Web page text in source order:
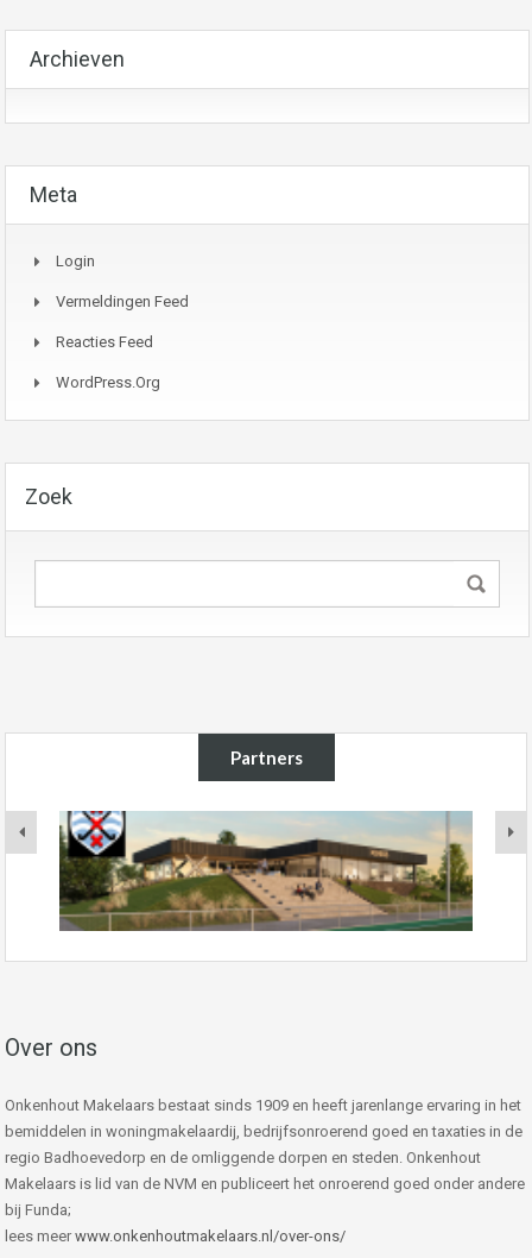
Archieven
Meta
Login
Vermeldingen Feed
Reacties Feed
WordPress.org
Zoek
Partners
Over ons
Onkenhout Makelaars bestaat sinds 1909 en heeft jarenlange ervaring in het
bemiddelen in woningmakelaardij, bedrijfsonroerend goed en taxaties in de
regio Badhoevedorp en de omliggende dorpen en steden. Onkenhout
Makelaars is lid van de NVM en publiceert het onroerend goed onder andere
bij Funda;
lees meer www.onkenhoutmakelaars.nl/over-ons/